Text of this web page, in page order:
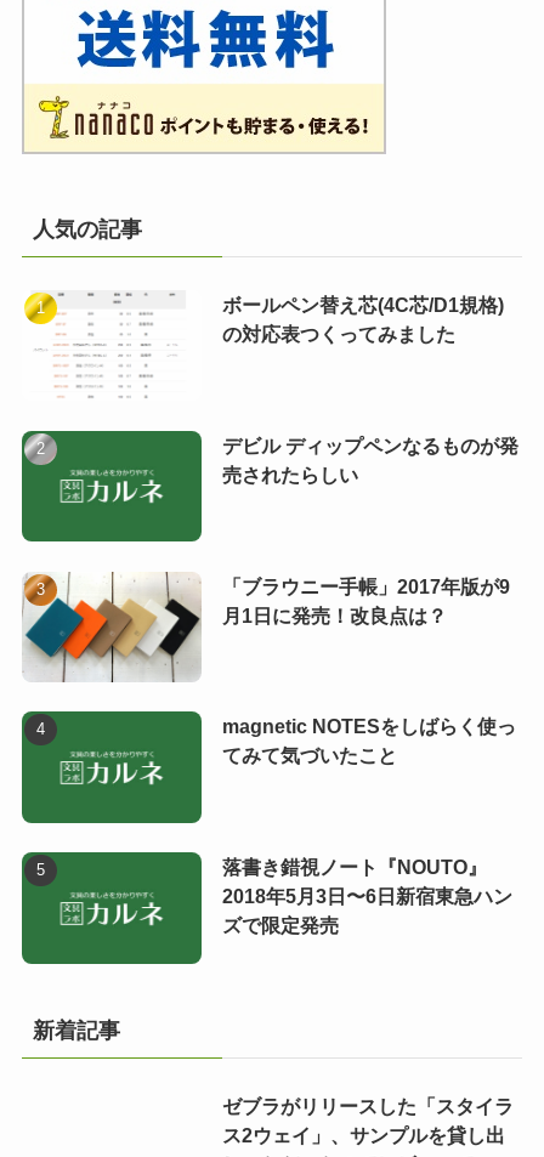
人気の記事
ボールペン替え芯(4C芯/D1規格)
の対応表つくってみました
デビル ディップペンなるものが発
売されたらしい
「ブラウニー手帳」2017年版が9
月1日に発売！改良点は？
magnetic NOTESをしばらく使っ
てみて気づいたこと
落書き錯視ノート『NOUTO』
2018年5月3日〜6日新宿東急ハン
ズで限定発売
新着記事
ゼブラがリリースした「スタイラ
ス2ウェイ」、サンプルを貸し出